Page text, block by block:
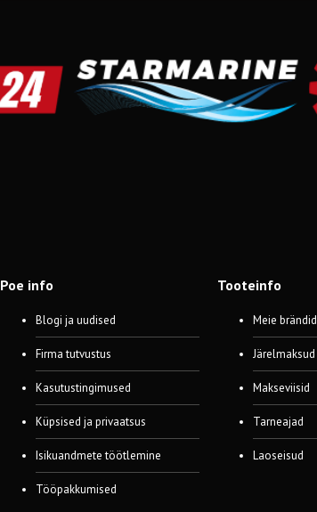
Poe info
Blogi ja uudised
Firma tutvustus
Kasutustingimused
Küpsised ja privaatsus
Isikuandmete töötlemine
Tööpakkumised
Tooteinfo
Meie brändid
Järelmaksud
Makseviisid
Tarneajad
Laoseisud